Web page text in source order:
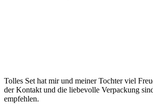
Tolles Set hat mir und meiner Tochter viel
der Kontakt und die liebevolle Verpackung
empfehlen.